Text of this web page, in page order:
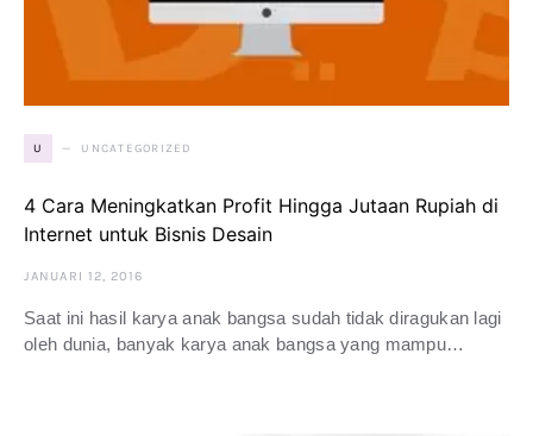
U UNCATEGORIZED
4 Cara Meningkatkan Profit Hingga Jutaan Rupiah di
Internet untuk Bisnis Desain
JANUARI 12, 2016
Saat ini hasil karya anak bangsa sudah tidak diragukan lagi
oleh dunia, banyak karya anak bangsa yang mampu…